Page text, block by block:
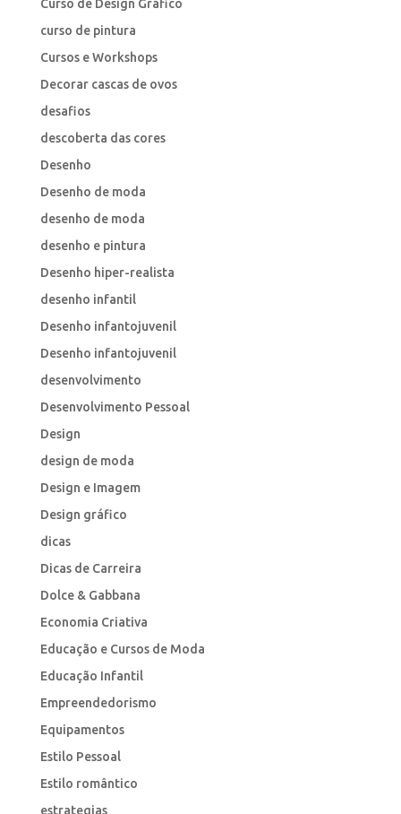
Curso de Design Gráfico
curso de pintura
Cursos e Workshops
Decorar cascas de ovos
desafios
descoberta das cores
Desenho
Desenho de moda
desenho de moda
desenho e pintura
Desenho hiper-realista
desenho infantil
Desenho infantojuvenil
Desenho infantojuvenil
desenvolvimento
Desenvolvimento Pessoal
Design
design de moda
Design e Imagem
Design gráfico
dicas
Dicas de Carreira
Dolce & Gabbana
Economia Criativa
Educação e Cursos de Moda
Educação Infantil
Empreendedorismo
Equipamentos
Estilo Pessoal
Estilo romântico
estrategias